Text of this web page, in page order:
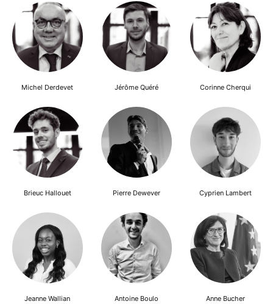
Michel Derdevet Jérôme Quéré Corinne Cherqui
Brieuc Hallouet Pierre Dewever Cyprien Lambert
Jeanne Wallian Antoine Boulo Anne Bucher